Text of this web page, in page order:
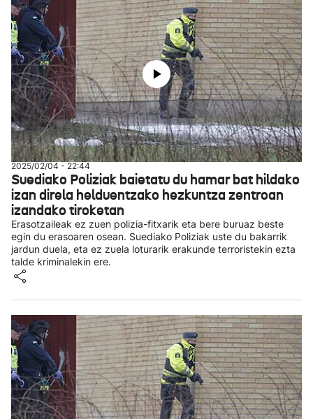
2025/02/04 - 22:44
Suediako Poliziak baietatu du hamar bat hildako
izan direla helduentzako hezkuntza zentroan
izandako tiroketan
Erasotzaileak ez zuen polizia-fitxarik eta bere buruaz beste
egin du erasoaren osean. Suediako Poliziak uste du bakarrik
jardun duela, eta ez zuela loturarik erakunde terroristekin ezta
talde kriminalekin ere.